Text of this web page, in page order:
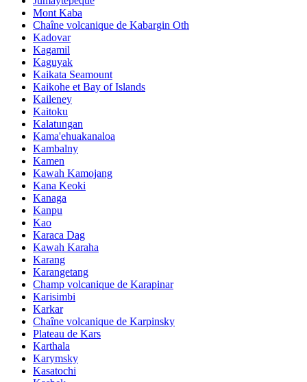
Mont Kaba
Chaîne volcanique de Kabargin Oth
Kadovar
Kagamil
Kaguyak
Kaikata Seamount
Kaikohe et Bay of Islands
Kaileney
Kaitoku
Kalatungan
Kama'ehuakanaloa
Kambalny
Kamen
Kawah Kamojang
Kana Keoki
Kanaga
Kanpu
Kao
Karaca Dag
Kawah Karaha
Karang
Karangetang
Champ volcanique de Karapinar
Karisimbi
Karkar
Chaîne volcanique de Karpinsky
Plateau de Kars
Karthala
Karymsky
Kasatochi